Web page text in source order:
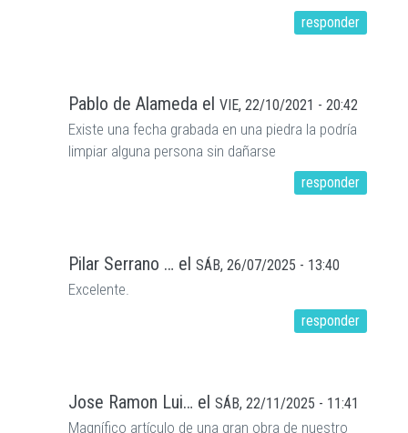
responder
Pablo de Alameda el VIE, 22/10/2021 - 20:42
Existe una fecha grabada en una piedra la podría
limpiar alguna persona sin dañarse
responder
Pilar Serrano … el SÁB, 26/07/2025 - 13:40
Excelente.
responder
Jose Ramon Lui… el SÁB, 22/11/2025 - 11:41
Magnífico artículo de una gran obra de nuestro